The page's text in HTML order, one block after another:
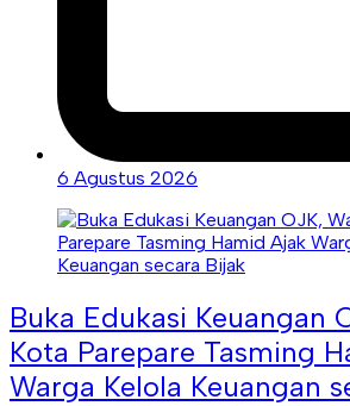
6 Agustus 2026
Buka Edukasi Keuangan
Kota Parepare Tasming
Warga Kelola Keuangan